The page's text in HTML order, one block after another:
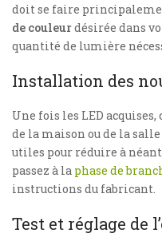
doit se faire
de couleurdésirée dans
quantité de lumière
Installation des
Une fois les LED
de la maison ou de la
utiles pour réduire à
passez à la phase de
instructions du fabricant.
Test et réglage de